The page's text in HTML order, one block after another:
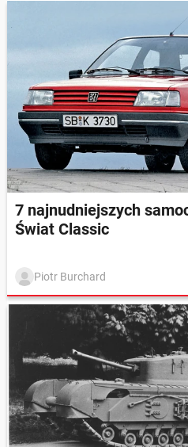
7 najnudniejszych
Świat Classic
Piotr Burchard